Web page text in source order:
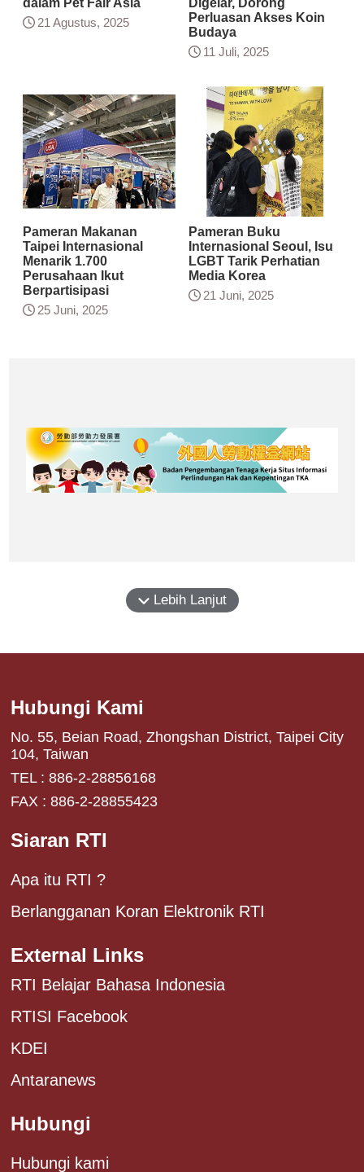
dalam Pet Fair Asia
21 Agustus, 2025
Digelar, Dorong
Perluasan Akses Koin
Budaya
11 Juli, 2025
Pameran Makanan
Taipei Internasional
Menarik 1.700
Perusahaan Ikut
Berpartisipasi
25 Juni, 2025
Pameran Buku
Internasional Seoul, Isu
LGBT Tarik Perhatian
Media Korea
21 Juni, 2025
Lebih Lanjut
Hubungi Kami
No. 55, Beian Road, Zhongshan District, Taipei City
104, Taiwan
TEL : 886-2-28856168
FAX : 886-2-28855423
Siaran RTI
Apa itu RTI ?
Berlangganan Koran Elektronik RTI
External Links
RTI Belajar Bahasa Indonesia
RTISI Facebook
KDEI
Antaranews
Hubungi
Hubungi kami